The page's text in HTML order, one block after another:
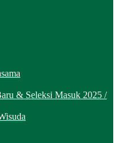
& Seleksi Masuk 2025 /